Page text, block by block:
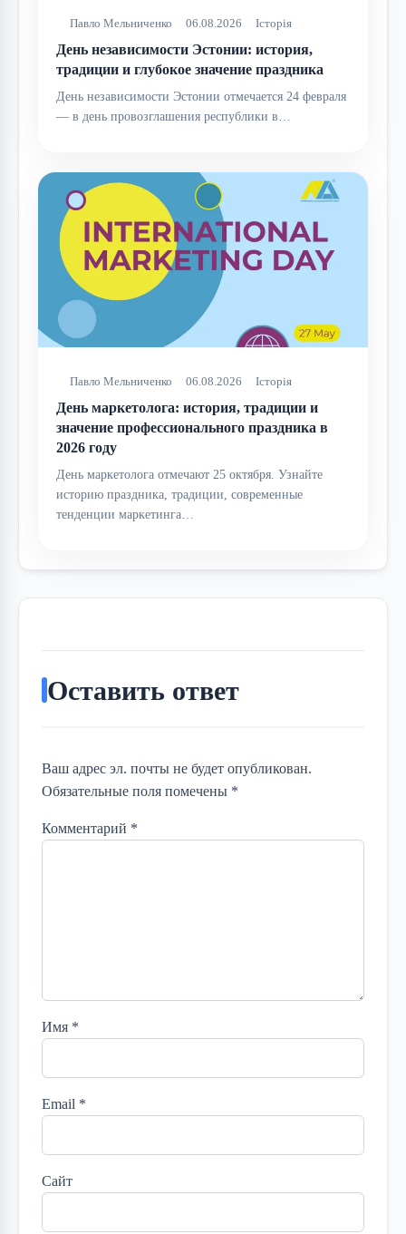
Павло Мельниченко 06.08.2026 Історія
День независимости Эстонии: история,
традиции и глубокое значение праздника
День независимости Эстонии отмечается 24 февраля
— в день провозглашения республики в…
Павло Мельниченко 06.08.2026 Історія
День маркетолога: история, традиции и
значение профессионального праздника в
2026 году
День маркетолога отмечают 25 октября. Узнайте
историю праздника, традиции, современные
тенденции маркетинга…
Оставить ответ
Ваш адрес эл. почты не будет опубликован.
Обязательные поля помечены *
Комментарий *
Имя *
Email *
Сайт